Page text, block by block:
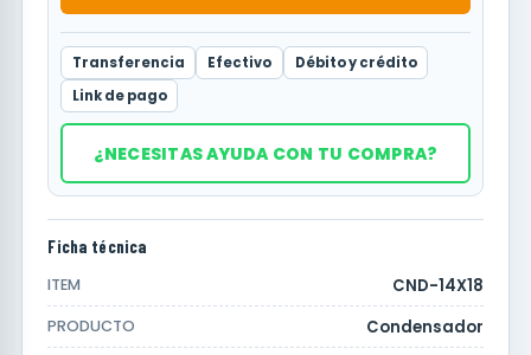
Transferencia Efectivo
Débito y crédito
Link de pago
¿NECESITAS AYUDA CON TU COMPRA?
Ficha técnica
ITEM CND-14X18
PRODUCTO Condensador